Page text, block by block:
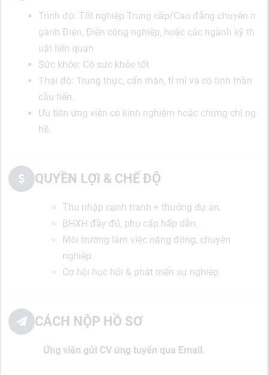
Trình độ: Tốt nghiệp Trung cấp/Cao đẳng chuyên n
gành Điện, Điện công nghiệp, hoặc các ngành kỹ th
uật liên quan
Sức khỏe: Có sức khỏe tốt
Thái độ: Trung thực, cẩn thận, tỉ mỉ và có tinh thần
cầu tiến.
Ưu tiên ứng viên có kinh nghiệm hoặc chứng chỉ ng
hề.
QUYỀN LỢI & CHẾ ĐỘ
Thu nhập cạnh tranh + thưởng dự án.
BHXH đầy đủ, phụ cấp hấp dẫn.
Môi trường làm việc năng động, chuyên
nghiệp.
Cơ hội học hỏi & phát triển sự nghiệp
CÁCH NỘP HỒ SƠ
Ứng viên gửi CV ứng tuyển qua Email.